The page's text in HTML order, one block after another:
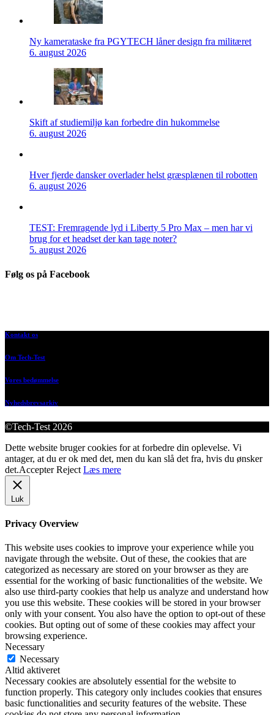
Ny kamerataske fra PGYTECH låner design fra militæret
6. august 2026
Skift af studiemiljø kan forbedre din hukommelse
6. august 2026
Hver fjerde dansker overlader helst græsplænen til robotten
6. august 2026
TEST: Fremragende lyd i Liberty 5 Pro Max – men har vi
brug for et headset der kan tage noter?
5. august 2026
Følg os på Facebook
Kontakt os
Om Tech-Test
Vores bedømmelse
Nyhedsbrevsarkiv
©Tech-Test 2026
Dette website bruger cookies for at forbedre din oplevelse. Vi
antager, at du er ok med det, men du kan slå det fra, hvis du ønsker
det.Accepter Reject Læs mere
Luk
Privacy Overview
This website uses cookies to improve your experience while you
navigate through the website. Out of these, the cookies that are
categorized as necessary are stored on your browser as they are
essential for the working of basic functionalities of the website. We
also use third-party cookies that help us analyze and understand how
you use this website. These cookies will be stored in your browser
only with your consent. You also have the option to opt-out of these
cookies. But opting out of some of these cookies may affect your
browsing experience.
Necessary
Necessary
Altid aktiveret
Necessary cookies are absolutely essential for the website to
function properly. This category only includes cookies that ensures
basic functionalities and security features of the website. These